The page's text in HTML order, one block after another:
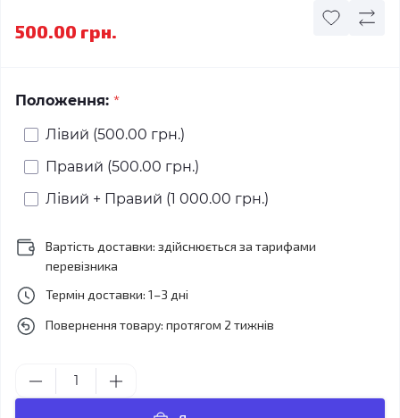
500.00 грн.
Положення: *
Лівий (500.00 грн.)
Правий (500.00 грн.)
Лівий + Правий (1 000.00 грн.)
Вартість доставки: здійснюється за тарифами
перевізника
Термін доставки: 1–3 дні
Повернення товару: протягом 2 тижнів